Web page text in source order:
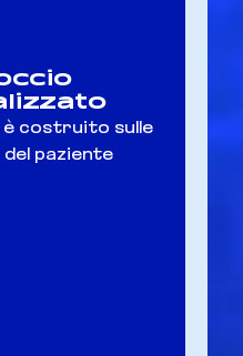
è costruito sulle
del paziente